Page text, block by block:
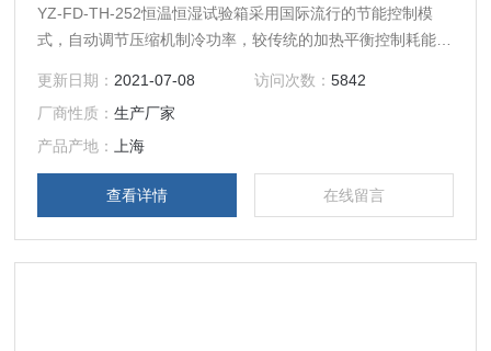
YZ-FD-TH-252恒温恒湿试验箱采用国际流行的节能控制模
式，自动调节压缩机制冷功率，较传统的加热平衡控制耗能减
度的恒定。
更新日期： 2021-07-08 访问次数： 5842
厂商性质：生产厂家
产品产地：
上海
查看详情 在线留言